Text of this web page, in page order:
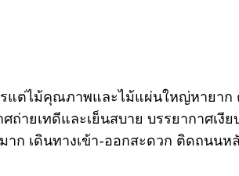
ต่ไม้คุณภาพและไม้แผ่นใหญ่หายาก
ายเทดีและเย็นสบาย บรรยากาศเ
ก เดินทางเข้า-ออกสะดวก ติดถนนห